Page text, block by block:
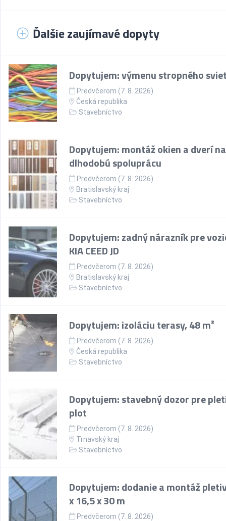
Ďalšie zaujímavé dopyty
Dopytujem: výmenu stropného
Predvčerom (7. 8. 2026)
Česká republika
Stavebníctvo
Dopytujem: montáž okien a dverí na
dlhodobú spoluprácu
Predvčerom (7. 8. 2026)
Bratislavský kraj
Stavebníctvo
Dopytujem: zadný nárazník pre
KIA CEED JD
Predvčerom (7. 8. 2026)
Bratislavský kraj
Stavebníctvo
Dopytujem: izoláciu terasy, 48 m²
Predvčerom (7. 8. 2026)
Česká republika
Stavebníctvo
Dopytujem: stavebný dozor pre
plot
Predvčerom (7. 8. 2026)
Trnavský kraj
Stavebníctvo
Dopytujem: dodanie a montáž
x 16,5 x 30 m
Predvčerom (7. 8. 2026)